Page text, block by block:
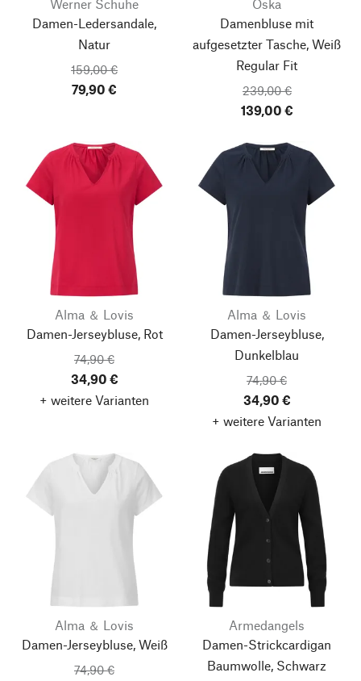
Werner Schuhe
Damen-Ledersandale,
Natur
159,00 €
79,90 €
Oska
Damenbluse mit
aufgesetzter Tasche, Weiß
Regular Fit
239,00 €
139,00 €
Alma ＆ Lovis
Damen-Jerseybluse, Rot
74,90 €
34,90 €
+ weitere Varianten
Alma ＆ Lovis
Damen-Jerseybluse,
Dunkelblau
74,90 €
34,90 €
+ weitere Varianten
Alma ＆ Lovis
Damen-Jerseybluse, Weiß
74,90 €
Armedangels
Damen-Strickcardigan
Baumwolle, Schwarz